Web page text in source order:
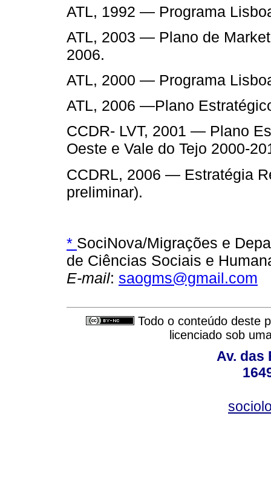
ATL, 1992 — Programa
ATL, 2003 — Plano de
2006.
ATL, 2000 — Programa
ATL, 2006 —Plano
CCDR- LVT, 2001 — Plano
Oeste e Vale do Tejo 2000-
CCDRL, 2006 — Estratégia
preliminar).
* SociNova/Migrações e
de Ciências Sociais e
E-mail: saogms@gmail.com
Todo o conteúdo deste
licenciado sob
Av. das